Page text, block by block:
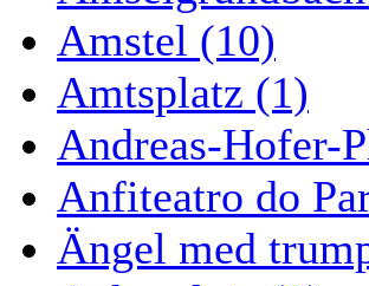
Amstel (10)
Amtsplatz (1)
Andreas-Hofer-
Anfiteatro do
Ängel med